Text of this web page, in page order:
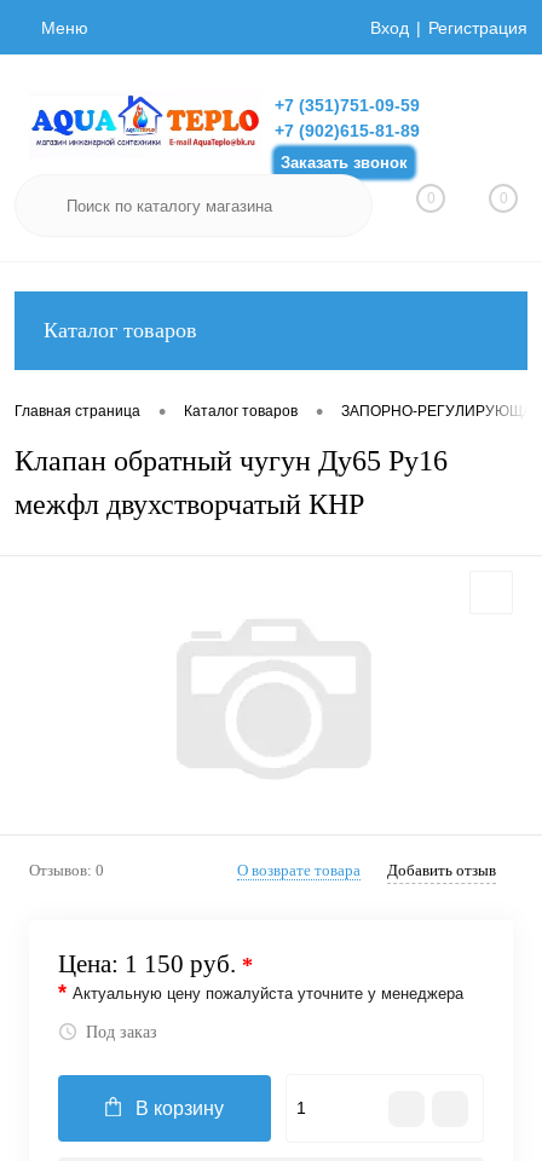
Меню Вход Регистрация
+7 (351)751-09-59
+7 (902)615-81-89
Заказать звонок
0 0
Каталог товаров
Главная страница • Каталог товаров • ЗАПОРНО-
Клапан обратный чугун Ду65 Ру16
межфл двухстворчатый КНР
Отзывов: 0 О возврате товара Добавить отзыв
Цена: 1 150 руб. *
* Актуальную цену пожалуйста уточните у менеджера
Под заказ
В корзину